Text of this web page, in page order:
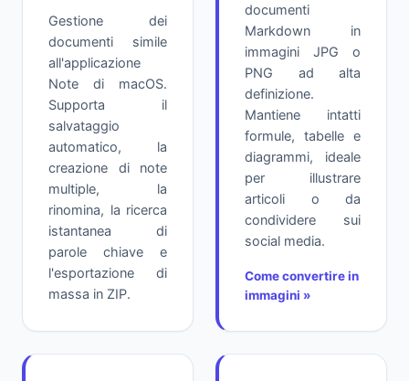
Gestione dei
documenti simile
all'applicazione
Note di macOS.
Supporta il
salvataggio
automatico, la
creazione di note
multiple, la
rinomina, la ricerca
istantanea di
parole chiave e
l'esportazione di
massa in ZIP.
documenti
Markdown in
immagini JPG o
PNG ad alta
definizione.
Mantiene intatti
formule, tabelle e
diagrammi, ideale
per illustrare
articoli o da
condividere sui
social media.
Come convertire in
immagini »